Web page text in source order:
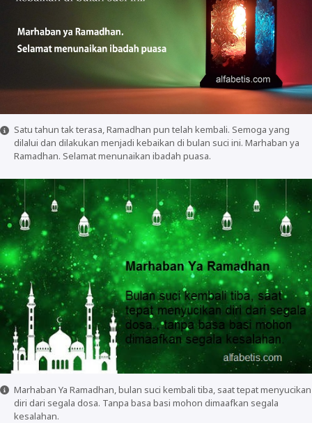
Satu tahun tak terasa, Ramadhan pun telah kembali. Semoga yang
dilalui dan dilakukan menjadi kebaikan di bulan suci ini. Marhaban ya
Ramadhan. Selamat menunaikan ibadah puasa.
Marhaban Ya Ramadhan, bulan suci kembali tiba, saat tepat menyucikan
diri dari segala dosa. Tanpa basa basi mohon dimaafkan segala
kesalahan.